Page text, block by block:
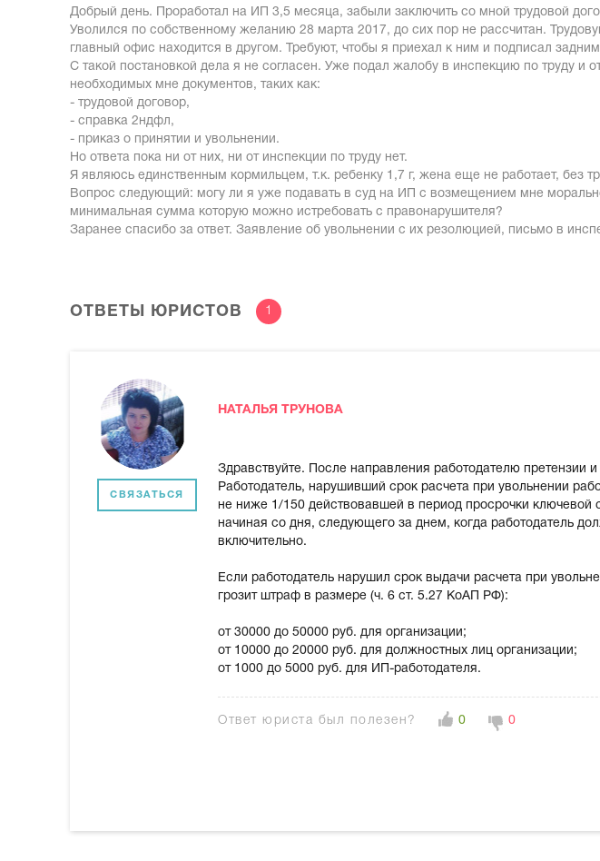
Добрый день. Проработал на ИП 3,5 месяца, забыли заключить со мной трудовой
Уволился по собственному желанию 28 марта 2017, до сих пор не рассчитан.
главный офис находится в другом. Требуют, чтобы я приехал к ним и подписал
С такой постановкой дела я не согласен. Уже подал жалобу в инспекцию по труду
необходимых мне документов, таких как:
- трудовой договор,
- справка 2ндфл,
- приказ о принятии и увольнении.
Но ответа пока ни от них, ни от инспекции по труду нет.
Я являюсь единственным кормильцем, т.к. ребенку 1,7 г, жена еще не работает, без
Вопрос следующий: могу ли я уже подавать в суд на ИП с возмещением мне
минимальная сумма которую можно истребовать с правонарушителя?
Заранее спасибо за ответ. Заявление об увольнении с их резолюцией, письмо в
ОТВЕТЫ ЮРИСТОВ 1
СВЯЗАТЬСЯ
НАТАЛЬЯ ТРУНОВА
Здравствуйте. После направления работодателю претензии
Работодатель, нарушивший срок расчета при увольнении
не ниже 1/150 действовавшей в период просрочки
начиная со дня, следующего за днем, когда работодатель
включительно.
Если работодатель нарушил срок выдачи расчета при
грозит штраф в размере (ч. 6 ст. 5.27 КоАП РФ):
от 30000 до 50000 руб. для организации;
от 10000 до 20000 руб. для должностных лиц организации;
от 1000 до 5000 руб. для ИП-работодателя.
Ответ юриста был полезен? 0 0